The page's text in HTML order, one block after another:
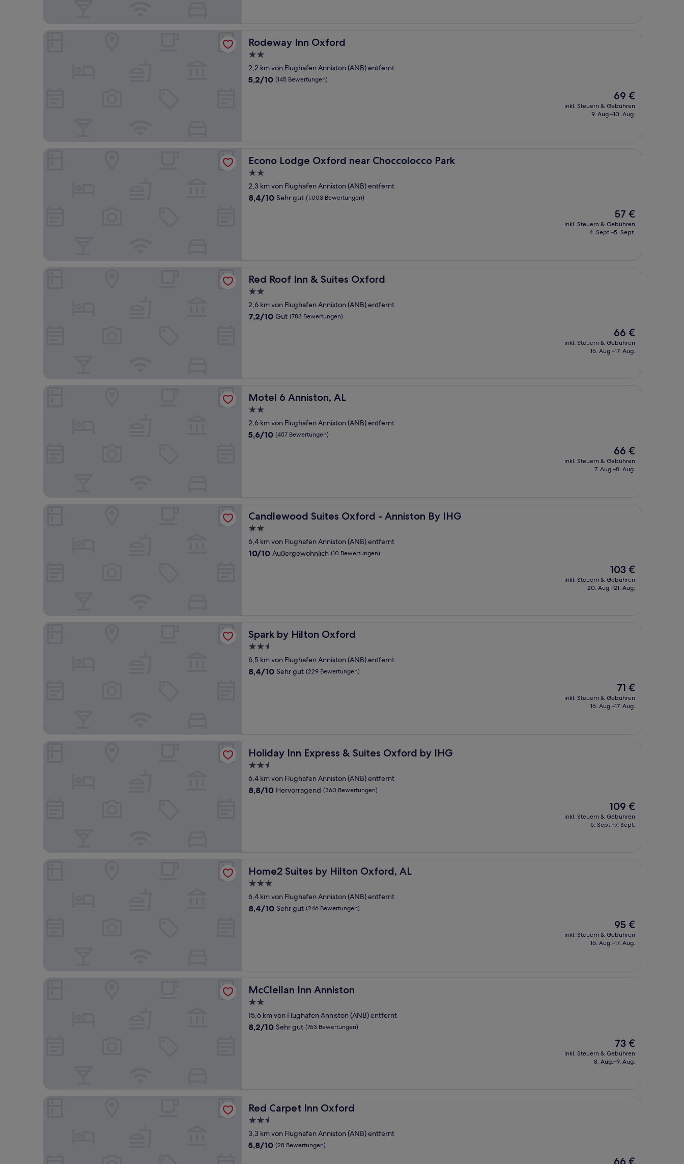
Rodeway Inn Oxford
Rodeway Inn Oxford
2.0-
Sterne-
Unterkunft
2,2 km von Flughafen Anniston (ANB) entfernt
5.2
5,2/10 (145 Bewertungen)
Der
Preis
beträgt
69 €
inkl. Steuern & Gebühren
9. Aug.–10. Aug.
Rodeway Inn Oxford
Econo Lodge Oxford near Choccolocco Park
Econo Lodge Oxford near Choccolocco Park
2.0-
Sterne-
Unterkunft
2,3 km von Flughafen Anniston (ANB) entfernt
8.4
8,4/10 Sehr gut (1.003 Bewertungen)
Der
Preis
beträgt
57 €
inkl. Steuern & Gebühren
4. Sept.–5. Sept.
Red Roof Inn & Suites Oxford
Red Roof Inn & Suites Oxford
2.0-
Sterne-
Unterkunft
2,6 km von Flughafen Anniston (ANB) entfernt
7.2
7,2/10 Gut (783 Bewertungen)
Der
Preis
beträgt
66 €
inkl. Steuern & Gebühren
16. Aug.–17. Aug.
Red Roof Inn & Suites Oxford
Motel 6 Anniston, AL
Motel 6 Anniston, AL
2.0-
Sterne-
Unterkunft
2,6 km von Flughafen Anniston (ANB) entfernt
5.6
5,6/10 (457 Bewertungen)
Der
Preis
beträgt
66 €
inkl. Steuern & Gebühren
7. Aug.–8. Aug.
Candlewood Suites Oxford - Anniston By IHG
Candlewood Suites Oxford - Anniston By IHG
2.0-
Sterne-
Unterkunft
6,4 km von Flughafen Anniston (ANB) entfernt
10.0
10/10 Außergewöhnlich (10 Bewertungen)
Der
Preis
beträgt
103 €
inkl. Steuern & Gebühren
20. Aug.–21. Aug.
Candlewood Suites Oxford - Anniston By IHG
Spark by Hilton Oxford
Spark by Hilton Oxford
2.5-
Sterne-
Unterkunft
6,5 km von Flughafen Anniston (ANB) entfernt
8.4
8,4/10 Sehr gut (229 Bewertungen)
Der
Preis
beträgt
71 €
inkl. Steuern & Gebühren
16. Aug.–17. Aug.
Holiday Inn Express & Suites Oxford by IHG
Holiday Inn Express & Suites Oxford by IHG
2.5-
Sterne-
Unterkunft
6,4 km von Flughafen Anniston (ANB) entfernt
8.8
8,8/10 Hervorragend (360 Bewertungen)
Der
Preis
beträgt
109 €
inkl. Steuern & Gebühren
6. Sept.–7. Sept.
Holiday Inn Express & Suites Oxford by IHG
Home2 Suites by Hilton Oxford, AL
Home2 Suites by Hilton Oxford, AL
3.0-
Sterne-
Unterkunft
6,4 km von Flughafen Anniston (ANB) entfernt
8.4
8,4/10 Sehr gut (246 Bewertungen)
Der
Preis
beträgt
95 €
inkl. Steuern & Gebühren
16. Aug.–17. Aug.
McClellan Inn Anniston
McClellan Inn Anniston
2.0-
Sterne-
Unterkunft
15,6 km von Flughafen Anniston (ANB) entfernt
8.2
8,2/10 Sehr gut (763 Bewertungen)
Der
Preis
beträgt
73 €
inkl. Steuern & Gebühren
8. Aug.–9. Aug.
McClellan Inn Anniston
Red Carpet Inn Oxford
Red Carpet Inn Oxford
2.5-
Sterne-
Unterkunft
3,3 km von Flughafen Anniston (ANB) entfernt
5.8
5,8/10 (28 Bewertungen)
Der
66 €